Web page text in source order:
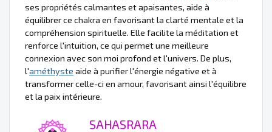
ses propriétés calmantes et apaisantes, aide à
équilibrer ce chakra en favorisant la clarté mentale et la
compréhension spirituelle. Elle facilite la méditation et
renforce l'intuition, ce qui permet une meilleure
connexion avec son moi profond et l'univers. De plus,
l'améthyste aide à purifier l'énergie négative et à
transformer celle-ci en amour, favorisant ainsi l'équilibre
et la paix intérieure.
SAHASRARA